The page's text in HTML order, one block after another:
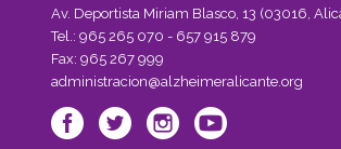
Av. Deportista Miriam Blasco, 13 (03016,
Tel.: 965 265 070 - 657 915 879
Fax: 965 267 999
administracion@alzheimeralicante.org